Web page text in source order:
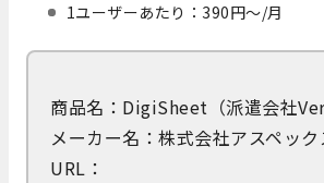
1ユーザーあたり：390円～/月
商品名：DigiSheet（派遣会社Ver.
メーカー名：株式会社アスペック
URL：